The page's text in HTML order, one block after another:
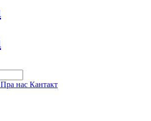
Пра нас Кантакт